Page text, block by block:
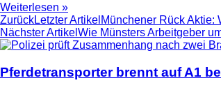
Weiterlesen »
ZurückLetzter Artikel Münchener Rück Aktie:
Nächster Artikel Wie Münsters Arbeitgeber
Pferdetransporter brennt auf A1